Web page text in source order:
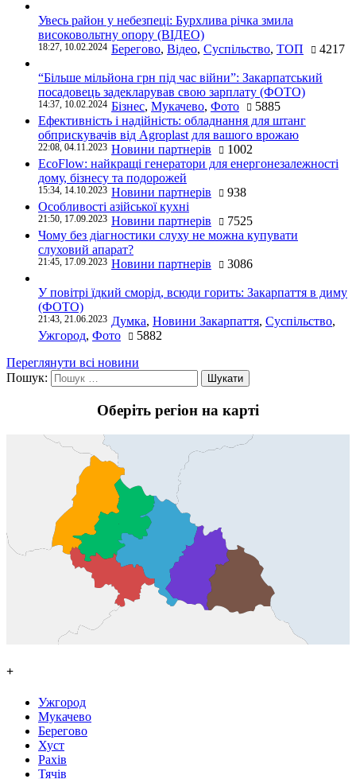
Увесь район у небезпеці: Бурхлива річка змила
високовольтну опору (ВІДЕО)
18:27, 10.02.2024 Берегово, Відео, Суспільство, ТОП 4217
“Більше мільйона грн під час війни”: Закарпатський
посадовець задекларував свою зарплату (ФОТО)
14:37, 10.02.2024 Бізнес, Мукачево, Фото
5885
Ефективність і надійність: обладнання для штанг
обприскувачів від Agroplast для вашого врожаю
22:08, 04.11.2023 Новини партнерів
1002
EcoFlow: найкращі генератори для енергонезалежності
дому, бізнесу та подорожей
15:34, 14.10.2023 Новини партнерів
938
Особливості азійської кухні
21:50, 17.09.2023 Новини партнерів
7525
Чому без діагностики слуху не можна купувати
слуховий апарат?
21:45, 17.09.2023 Новини партнерів 3086
У повітрі їдкий сморід, всюди горить: Закарпаття в диму
(ФОТО)
21:43, 21.06.2023 Думка, Новини Закарпаття, Суспільство,
Ужгород, Фото
5882
Переглянути всі новини
Пошук:
Оберіть регіон на карті
+
Ужгород
Мукачево
Берегово
Хуст
Рахів
Тячів